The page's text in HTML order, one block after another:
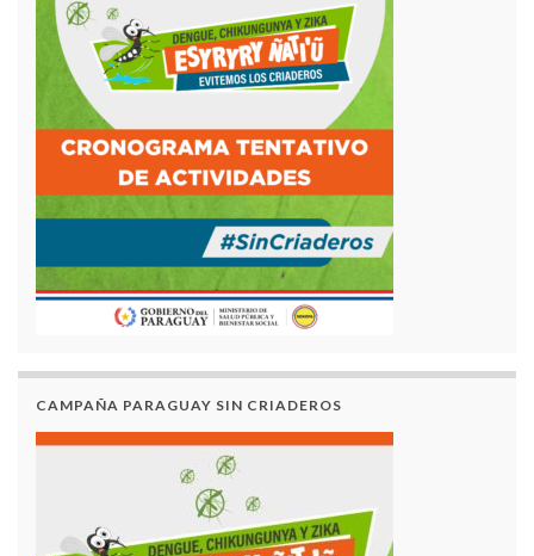
CAMPAÑA PARAGUAY SIN CRIADEROS